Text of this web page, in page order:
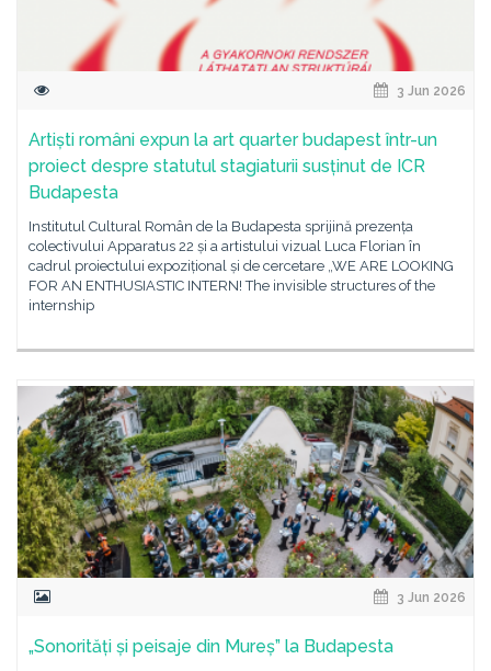
3 Jun 2026
Artiști români expun la art quarter budapest într-un
proiect despre statutul stagiaturii susținut de ICR
Budapesta
Institutul Cultural Român de la Budapesta sprijină prezența
colectivului Apparatus 22 și a artistului vizual Luca Florian în
cadrul proiectului expozițional și de cercetare „WE ARE LOOKING
FOR AN ENTHUSIASTIC INTERN! The invisible structures of the
internship
3 Jun 2026
„Sonorități și peisaje din Mureș” la Budapesta